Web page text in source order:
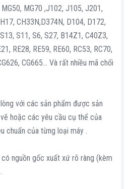
MG70 ,J102, J105, J201,
CH33N,D374N, D104, D172,
S11, S6, S27, B14Z1, C40Z3,
RE28, RE59, RE60, RC53, RC70,
CG665… Và rất nhiều mã chổi
với các sản phẩm được sản
hoặc các yêu cầu cụ thể của
chuẩn của từng loại máy .
nguồn gốc xuất xứ rõ ràng (kèm